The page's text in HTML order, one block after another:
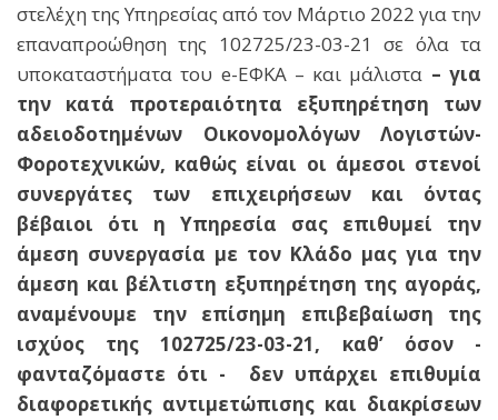
στελέχη της Υπηρεσίας από τον Μάρτιο 2022 για την
επαναπροώθηση της 102725/23-03-21 σε όλα τα
υποκαταστήματα του e-ΕΦΚΑ – και μάλιστα – για
την κατά προτεραιότητα εξυπηρέτηση των
αδειοδοτημένων Οικονομολόγων Λογιστών-
Φοροτεχνικών, καθώς είναι οι άμεσοι στενοί
συνεργάτες των επιχειρήσεων και
όντας
βέβαιοι ότι η Υπηρεσία σας επιθυμεί την
άμεση συνεργασία με τον Κλάδο μας για την
άμεση και βέλτιστη εξυπηρέτηση της αγοράς,
αναμένουμε την επίσημη επιβεβαίωση της
ισχύος της 102725/23-03-21, καθ’ όσον -
φανταζόμαστε ότι - δεν υπάρχει επιθυμία
διαφορετικής αντιμετώπισης και διακρίσεων